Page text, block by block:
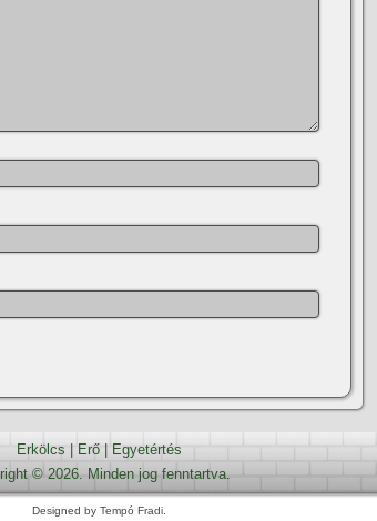
Erkölcs Erő|
Egyetértés
© 2026. Minden jog fenntartva.
Designed by Tempó Fradi.